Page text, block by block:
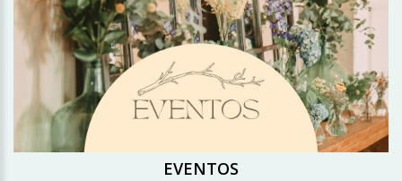
EVENTOS